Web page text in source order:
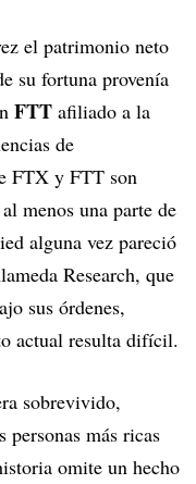
el patrimonio neto
su fortuna provenía
FTT afiliado a la
de
FTX y FTT son
menos una parte de
alguna vez pareció
Research, que
sus órdenes,
actual resulta difícil.
sobrevivido,
más ricas
omite un hecho